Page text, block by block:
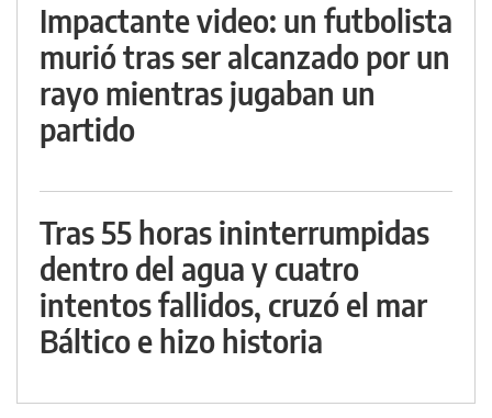
Impactante video: un futbolista
murió tras ser alcanzado por un
rayo mientras jugaban un
partido
Tras 55 horas ininterrumpidas
dentro del agua y cuatro
intentos fallidos, cruzó el mar
Báltico e hizo historia